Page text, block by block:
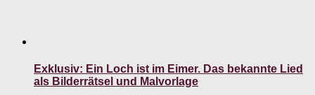
Exklusiv: Ein Loch ist im Eimer. Das bekannte Lied
als Bilderrätsel und Malvorlage